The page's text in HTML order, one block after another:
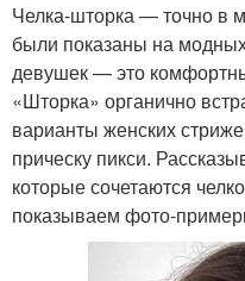
Челка-шторка — точно в
были показаны на
девушек — это
«Шторка» органично
варианты женских
прическу пикси.
которые сочетаются
показываем фото-